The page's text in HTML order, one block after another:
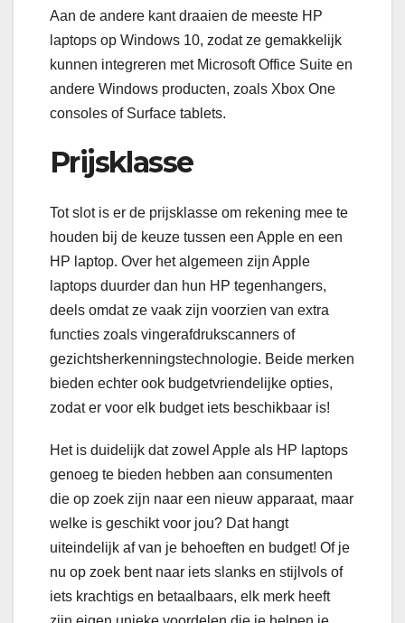
Aan de andere kant draaien de meeste HP
laptops op Windows 10, zodat ze gemakkelijk
kunnen integreren met Microsoft Office Suite en
andere Windows producten, zoals Xbox One
consoles of Surface tablets.
Prijsklasse
Tot slot is er de prijsklasse om rekening mee te
houden bij de keuze tussen een Apple en een
HP laptop. Over het algemeen zijn Apple
laptops duurder dan hun HP tegenhangers,
deels omdat ze vaak zijn voorzien van extra
functies zoals vingerafdrukscanners of
gezichtsherkenningstechnologie. Beide merken
bieden echter ook budgetvriendelijke opties,
zodat er voor elk budget iets beschikbaar is!
Het is duidelijk dat zowel Apple als HP laptops
genoeg te bieden hebben aan consumenten
die op zoek zijn naar een nieuw apparaat, maar
welke is geschikt voor jou? Dat hangt
uiteindelijk af van je behoeften en budget! Of je
nu op zoek bent naar iets slanks en stijlvols of
iets krachtigs en betaalbaars, elk merk heeft